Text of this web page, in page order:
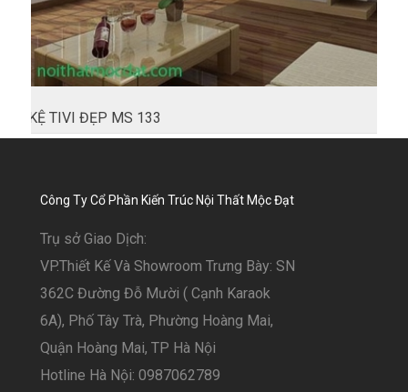
KỆ TIVI ĐẸP MS 133
Công Ty Cổ Phần Kiến Trúc Nội Thất Mộc Đạt
Trụ sở Giao Dịch:
VP.Thiết Kế Và Showroom Trưng Bày: SN
362C Đường Đỗ Mười ( Cạnh Karaok
6A), Phố Tây Trà, Phường Hoàng Mai,
Quận Hoàng Mai, TP Hà Nội
Hotline Hà Nội: 0987062789